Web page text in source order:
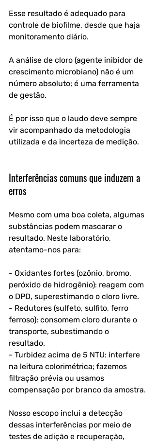
Esse resultado é adequado para
controle de biofilme, desde que haja
monitoramento diário.
A análise de cloro (agente inibidor de
crescimento microbiano) não é um
número absoluto; é uma ferramenta
de gestão.
É por isso que o laudo deve sempre
vir acompanhado da metodologia
utilizada e da incerteza de medição.
Interferências comuns que induzem a
erros
Mesmo com uma boa coleta, algumas
substâncias podem mascarar o
resultado. Neste laboratório,
atentamo-nos para:
- Oxidantes fortes (ozônio, bromo,
peróxido de hidrogênio): reagem com
o DPD, superestimando o cloro livre.
- Redutores (sulfeto, sulfito, ferro
ferroso): consomem cloro durante o
transporte, subestimando o
resultado.
- Turbidez acima de 5 NTU: interfere
na leitura colorimétrica; fazemos
filtração prévia ou usamos
compensação por branco da amostra.
Nosso escopo inclui a detecção
dessas interferências por meio de
testes de adição e recuperação,